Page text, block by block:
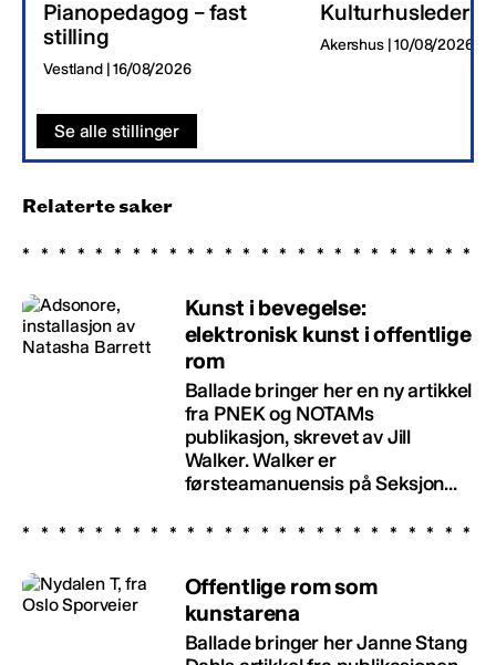
Pianopedagog – fast
stilling
Vestland | 16/08/2026
Kulturhusleder
Akershus | 10/08/2026
Se alle stillinger
Relaterte saker
Kunst i bevegelse:
elektronisk kunst i offentlige
rom
Ballade bringer her en ny artikkel
fra PNEK og NOTAMs
publikasjon, skrevet av Jill
Walker. Walker er
førsteamanuensis på Seksjon...
Offentlige rom som
kunstarena
Ballade bringer her Janne Stang